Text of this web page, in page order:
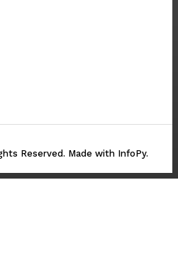
Reserved. Made with InfoPy.